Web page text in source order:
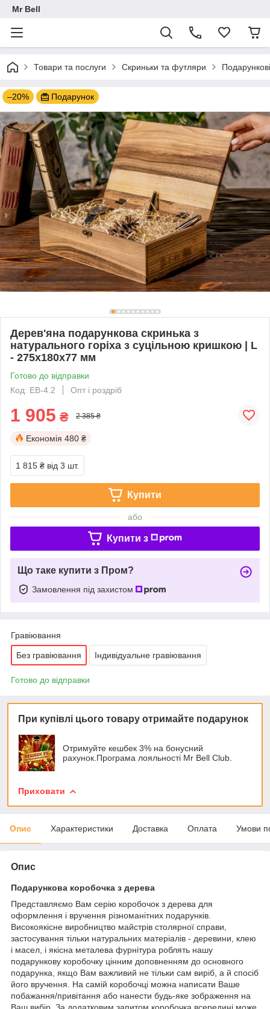
Mr Bell
Товари та послуги Скриньки та футляри
–20% Подарунок
Дерев'яна подарункова скринька з
натурального горіха з суцільною кришкою | L
- 275x180x77 мм
Готово до відправки
Код: EB-4.2
Опт і роздріб
1 905 ₴ 2 385 ₴
Економія 480 ₴
1 815 ₴ від 3 шт.
Купити
або
Купити з
Що таке купити з Пром?
Замовлення під захистом
Гравіювання
Без гравіювання Індивідуальне гравіювання
Готово до відправки
При купівлі цього товару отримайте подарунок
Отримуйте кешбек 3% на бонусний
рахунок.Програма лояльності Mr Bell Club.
Приховати
Опис Характеристики Доставка Оплата Умови
Опис
Подарункова коробочка з дерева
Представляємо Вам серію коробочок з дерева для
оформлення і вручення різноманітних подарунків.
Високоякісне виробництво майстрів столярної справи,
застосування тільки натуральних матеріалів - деревини, клею
і масел, і якісна металева фурнітура роблять нашу
подарункову коробочку цінним доповненням до основного
подарунка, якщо Вам важливий не тільки сам виріб, а й спосіб
його вручення. На самій коробочці можна написати Ваше
побажання/привітання або нанести будь-яке зображення на
Ваш вибір. За додатковим запитом коробочка всередині може